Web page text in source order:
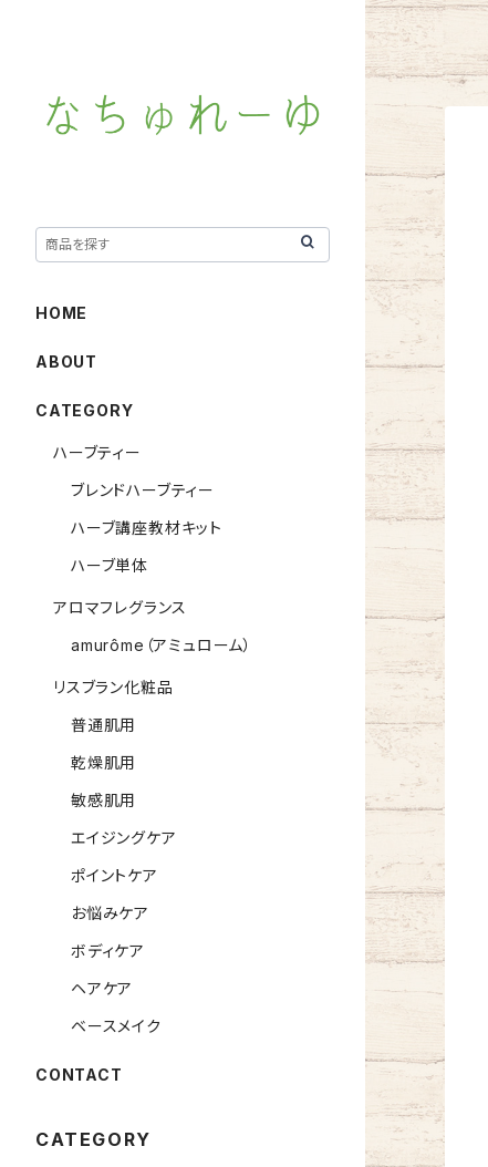
HOME
ABOUT
CATEGORY
ハーブティー
ブレンドハーブティー
ハーブ講座教材キット
ハーブ単体
アロマフレグランス
amurôme（アミュローム）
リスブラン化粧品
普通肌用
乾燥肌用
敏感肌用
エイジングケア
ポイントケア
お悩みケア
ボディケア
ヘアケア
ベースメイク
CONTACT
CATEGORY